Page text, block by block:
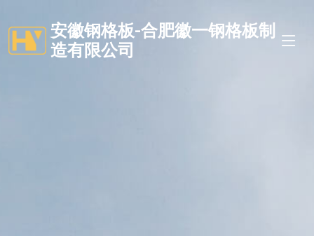
安徽钢格板-合肥徽一钢格板制
造有限公司